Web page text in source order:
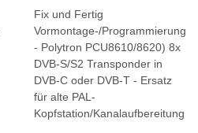
Fix und Fertig
Vormontage-/Programmierung
- Polytron PCU8610/8620) 8x
DVB-S/S2 Transponder in
DVB-C oder DVB-T - Ersatz
für alte PAL-
Kopfstation/Kanalaufbereitung